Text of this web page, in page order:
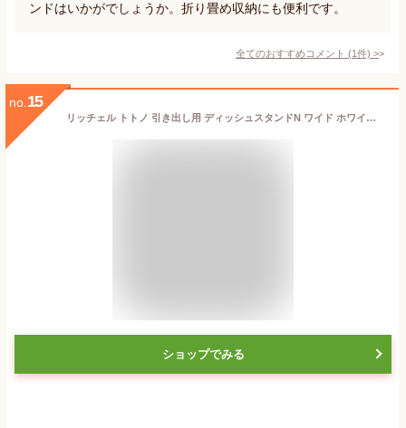
ンドはいかがでしょうか。折り畳め収納にも便利です。
全てのおすすめコメント (1件) >
no. 15
リッチェル トトノ 引き出し用 ディッシュスタンドN ワイド ホワイト 28×21×14cm
ショップでみる